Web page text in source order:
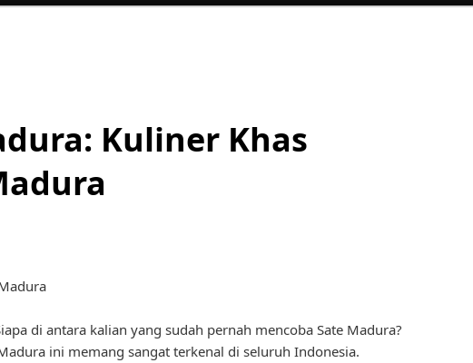
Kuliner Khas
di antara kalian yang sudah pernah mencoba Sate Madura?
ini memang sangat terkenal di seluruh Indonesia.